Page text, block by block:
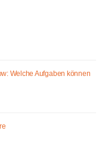
Welche Aufgaben können